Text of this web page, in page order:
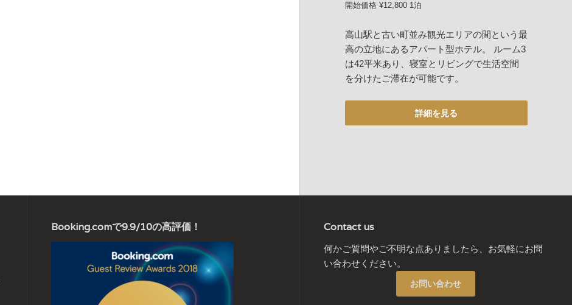
開始価格 ¥12,800 1泊
高山駅と古い町並み観光エリアの間という最
高の立地にあるアパート型ホテル。 ルーム3
は42平米あり、寝室とリビングで生活空間
を分けたご滞在が可能です。
Booking.comで9.9/10の高評価！ Contact us
何かご質問やご不明な点ありましたら、お気軽にお問
い合わせください。
お問い合わせ